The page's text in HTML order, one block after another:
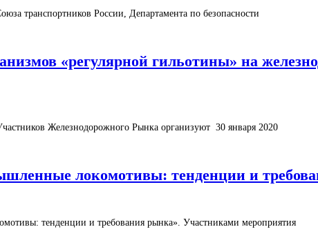
транспортников России, Департамента по безопасности
«регулярной гильотины» на
Железнодорожного Рынка организуют 30 января 2020
локомотивы: тенденции и
тенденции и требования рынка». Участниками мероприятия